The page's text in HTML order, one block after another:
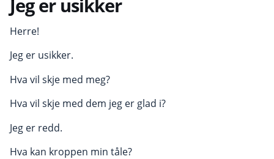
Jeg er usikker
Herre!
Jeg er usikker.
Hva vil skje med meg?
Hva vil skje med dem jeg er glad i?
Jeg er redd.
Hva kan kroppen min tåle?